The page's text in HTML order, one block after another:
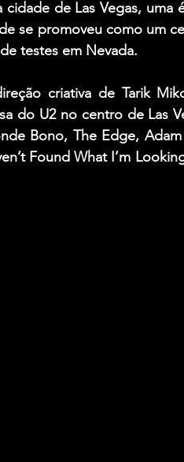
de Las Vegas, uma
se promoveu como um
testes em Nevada.
criativa de Tarik
do U2 no centro de Las
Bono, The Edge,
Found What I’m